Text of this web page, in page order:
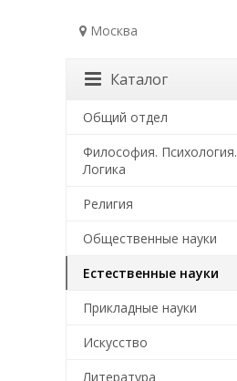
Москва
Каталог
Общий отдел
Философия. Психология.
Логика
Религия
Общественные науки
Естественные науки
Прикладные науки
Искусство
Литература